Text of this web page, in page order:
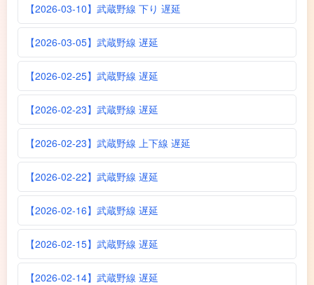
【2026-03-10】武蔵野線 下り 遅延
【2026-03-05】武蔵野線 遅延
【2026-02-25】武蔵野線 遅延
【2026-02-23】武蔵野線 遅延
【2026-02-23】武蔵野線 上下線 遅延
【2026-02-22】武蔵野線 遅延
【2026-02-16】武蔵野線 遅延
【2026-02-15】武蔵野線 遅延
【2026-02-14】武蔵野線 遅延